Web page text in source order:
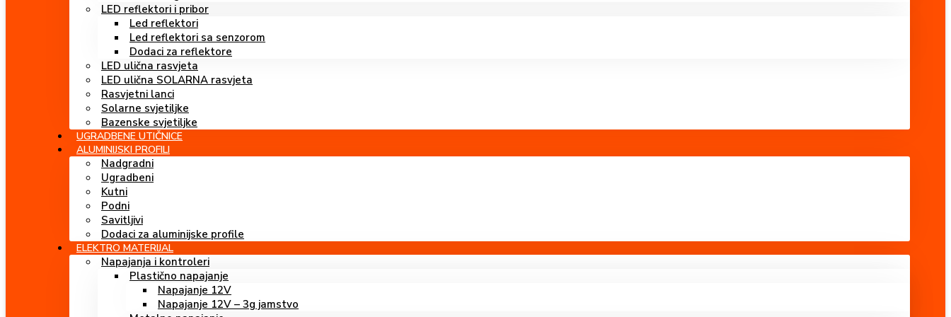
LED reflektori i pribor
Led reflektori
Led reflektori sa senzorom
Dodaci za reflektore
LED ulična rasvjeta
LED ulična SOLARNA rasvjeta
Rasvjetni lanci
Solarne svjetiljke
Bazenske svjetiljke
UGRADBENE UTIČNICE
ALUMINIJSKI PROFILI
Nadgradni
Ugradbeni
Kutni
Podni
Savitljivi
Dodaci za aluminijske profile
ELEKTRO MATERIJAL
Napajanja i kontroleri
Plastično napajanje
Napajanje 12V
Napajanje 12V – 3g jamstvo